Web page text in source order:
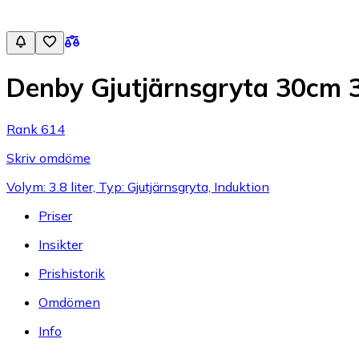
Denby Gjutjärnsgryta 30cm
Rank 614
Skriv omdöme
Volym: 3.8 liter, Typ: Gjutjärnsgryta, Induktion
Priser
Insikter
Prishistorik
Omdömen
Info